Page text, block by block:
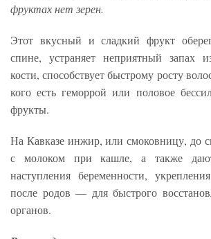
фруктах нет зерен.
Этот вкусный и сладкий фрукт
спине, устраняет неприятный запах
кости, способствует быстрому росту
кого есть геморрой или половое
фрукты.
На Кавказе инжир, или смоковницу, до
с молоком при кашле, а также
наступления беременности,
после родов — для быстрого
органов.